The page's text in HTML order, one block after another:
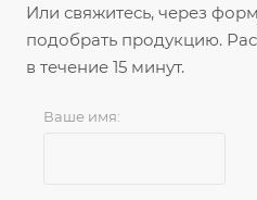
Или свяжитесь, через
подобрать продукцию.
в течение 15 минут.
Ваше имя: